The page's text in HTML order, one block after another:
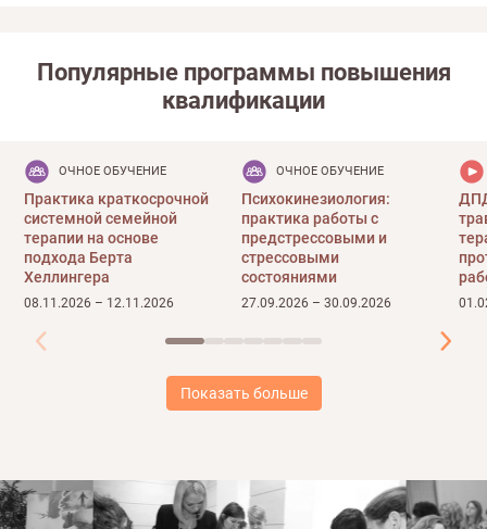
Популярные программы повышения
квалификации
ОЧНОЕ ОБУЧЕНИЕ
Практика краткосрочной
системной семейной
терапии на основе
подхода Берта
Хеллингера
08.11.2026 – 12.11.2026
ОЧНОЕ ОБУЧЕНИЕ
Психокинезиология:
практика работы с
предстрессовыми и
стрессовыми
состояниями
27.09.2026 – 30.09.2026
Показать больше